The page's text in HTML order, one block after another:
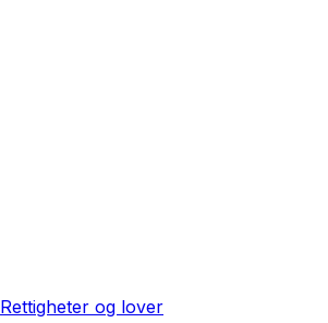
Rettigheter og lover